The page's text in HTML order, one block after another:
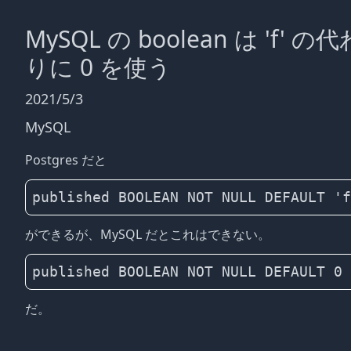
MySQL の boolean は 'f' の代
りに 0 を使う
2021/5/3
MySQL
Postgres だと
ができるが、MySQL だとこれはできない。
だ。